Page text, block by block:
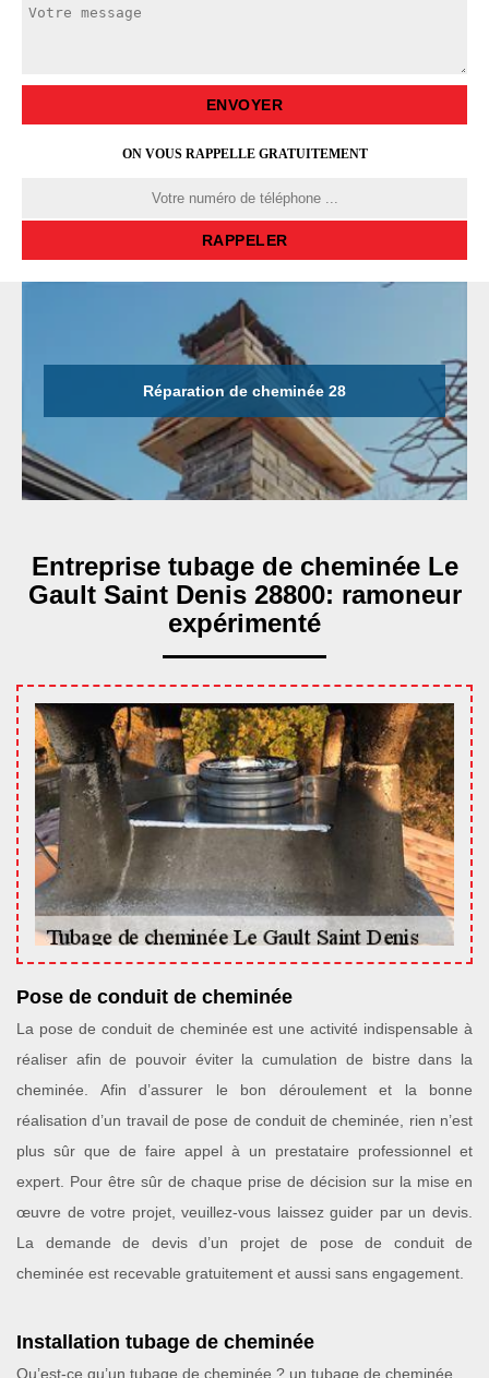
ON VOUS RAPPELLE GRATUITEMENT
Réparation de cheminée 28
Entreprise tubage de cheminée Le
Gault Saint Denis 28800: ramoneur
expérimenté
Pose de conduit de cheminée
La pose de conduit de cheminée est une activité indispensable à
réaliser afin de pouvoir éviter la cumulation de bistre dans la
cheminée. Afin d’assurer le bon déroulement et la bonne
réalisation d’un travail de pose de conduit de cheminée, rien n’est
plus sûr que de faire appel à un prestataire professionnel et
expert. Pour être sûr de chaque prise de décision sur la mise en
œuvre de votre projet, veuillez-vous laissez guider par un devis.
La demande de devis d’un projet de pose de conduit de
cheminée est recevable gratuitement et aussi sans engagement.
Installation tubage de cheminée
Qu’est-ce qu’un tubage de cheminée ? un tubage de cheminée